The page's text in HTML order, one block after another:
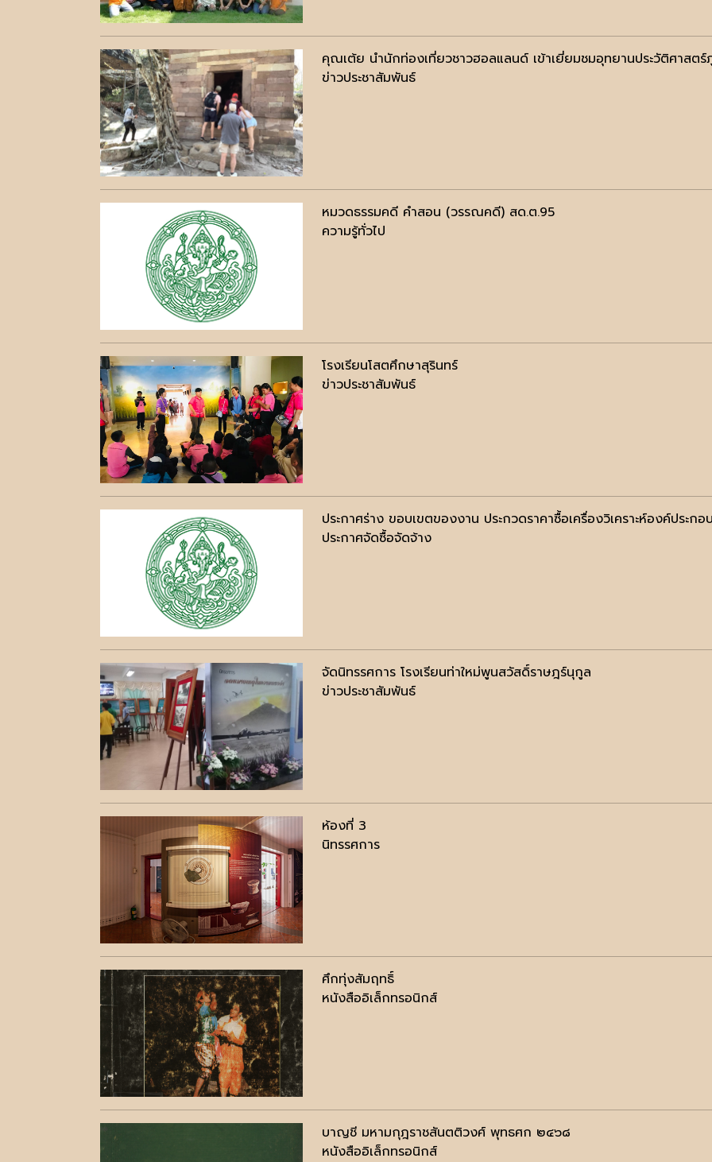
คุณเต้ย นำนักท่องเที่ยวชาวฮอลแลนด์ เข้าเยี่ยมชมอุทยานประวัติศาสตร์
ข่าวประชาสัมพันธ์
หมวดธรรมคดี คำสอน (วรรณคดี) สด.ต.95
ความรู้ทั่วไป
โรงเรียนโสตศึกษาสุรินทร์
ข่าวประชาสัมพันธ์
ประกาศร่าง ขอบเขตของงาน ประกวดราคาซื้อเครื่องวิเคราะห์องค์ประ
ประกาศจัดซื้อจัดจ้าง
จัดนิทรรศการ โรงเรียนท่าใหม่พูนสวัสดิ์ราษฎร์นุกูล
ข่าวประชาสัมพันธ์
ห้องที่ 3
นิทรรศการ
ศึกทุ่งสัมฤทธิ์
หนังสืออิเล็กทรอนิกส์
บาญชี มหามกุฎราชสันตติวงศ์ พุทธศก ๒๔๖๘
หนังสืออิเล็กทรอนิกส์